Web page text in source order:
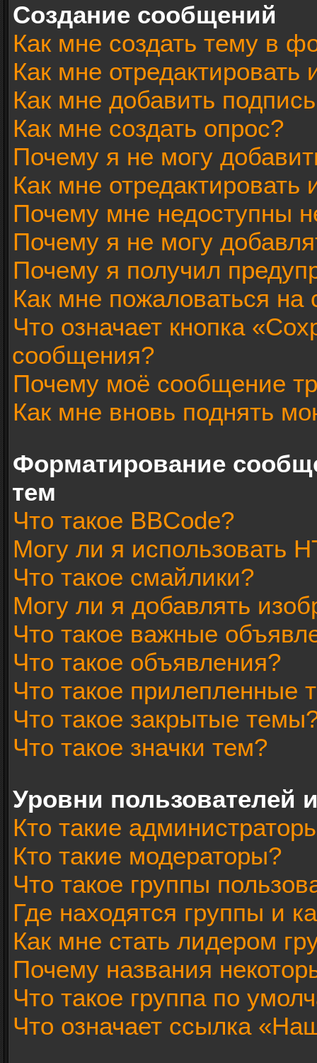
Создание сообщений
Как мне создать тему в
Как мне
Как мне добавить
Как мне создать опрос?
Почему я не могу
Как мне отредактировать
Почему мне недоступны
Почему я не могу
Почему я получил
Как мне пожаловаться
Что означает кнопка
сообщения?
Почему моё сообщение
Как мне вновь поднять
Форматирование
тем
Что такое BBCode?
Могу ли я использовать
Что такое смайлики?
Могу ли я добавлять
Что такое важные
Что такое объявления?
Что такое прилепленные
Что такое закрытые
Что такое значки тем?
Уровни пользователей
Кто такие
Кто такие модераторы?
Что такое группы
Где находятся группы и
Как мне стать лидером
Почему названия
Что такое группа по
Что означает ссылка